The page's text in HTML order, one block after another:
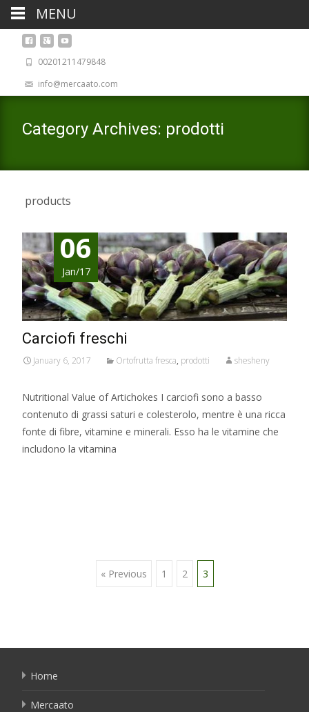
00201211479848
info@mercaato.com
Category Archives: prodotti
products
06
Jan/17
Carciofi freschi
January 6, 2017 Ortofrutta fresca, prodotti shesheny
Nutritional Value of Artichokes I carciofi sono a basso
contenuto di grassi saturi e colesterolo, mentre è una ricca
fonte di fibre, vitamine e minerali. Esso ha le vitamine che
includono la vitamina
Posts« Previous 1 2 3
Home
Mercaato
MENU